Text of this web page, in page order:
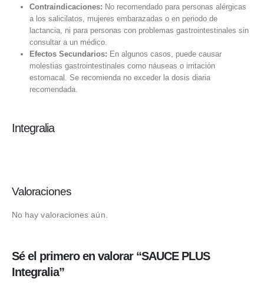
Contraindicaciones: No recomendado para personas alérgicas
a los salicilatos, mujeres embarazadas o en periodo de
lactancia, ni para personas con problemas gastrointestinales sin
consultar a un médico.
Efectos Secundarios: En algunos casos, puede causar
molestias gastrointestinales como náuseas o irritación
estomacal. Se recomienda no exceder la dosis diaria
recomendada.
Integralia
Valoraciones
No hay valoraciones aún.
Sé el primero en valorar “SAUCE PLUS
Integralia”